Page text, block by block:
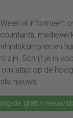
informeert
en
zijn. Schrijf je in
om altijd op de
nieuws.
de gratis